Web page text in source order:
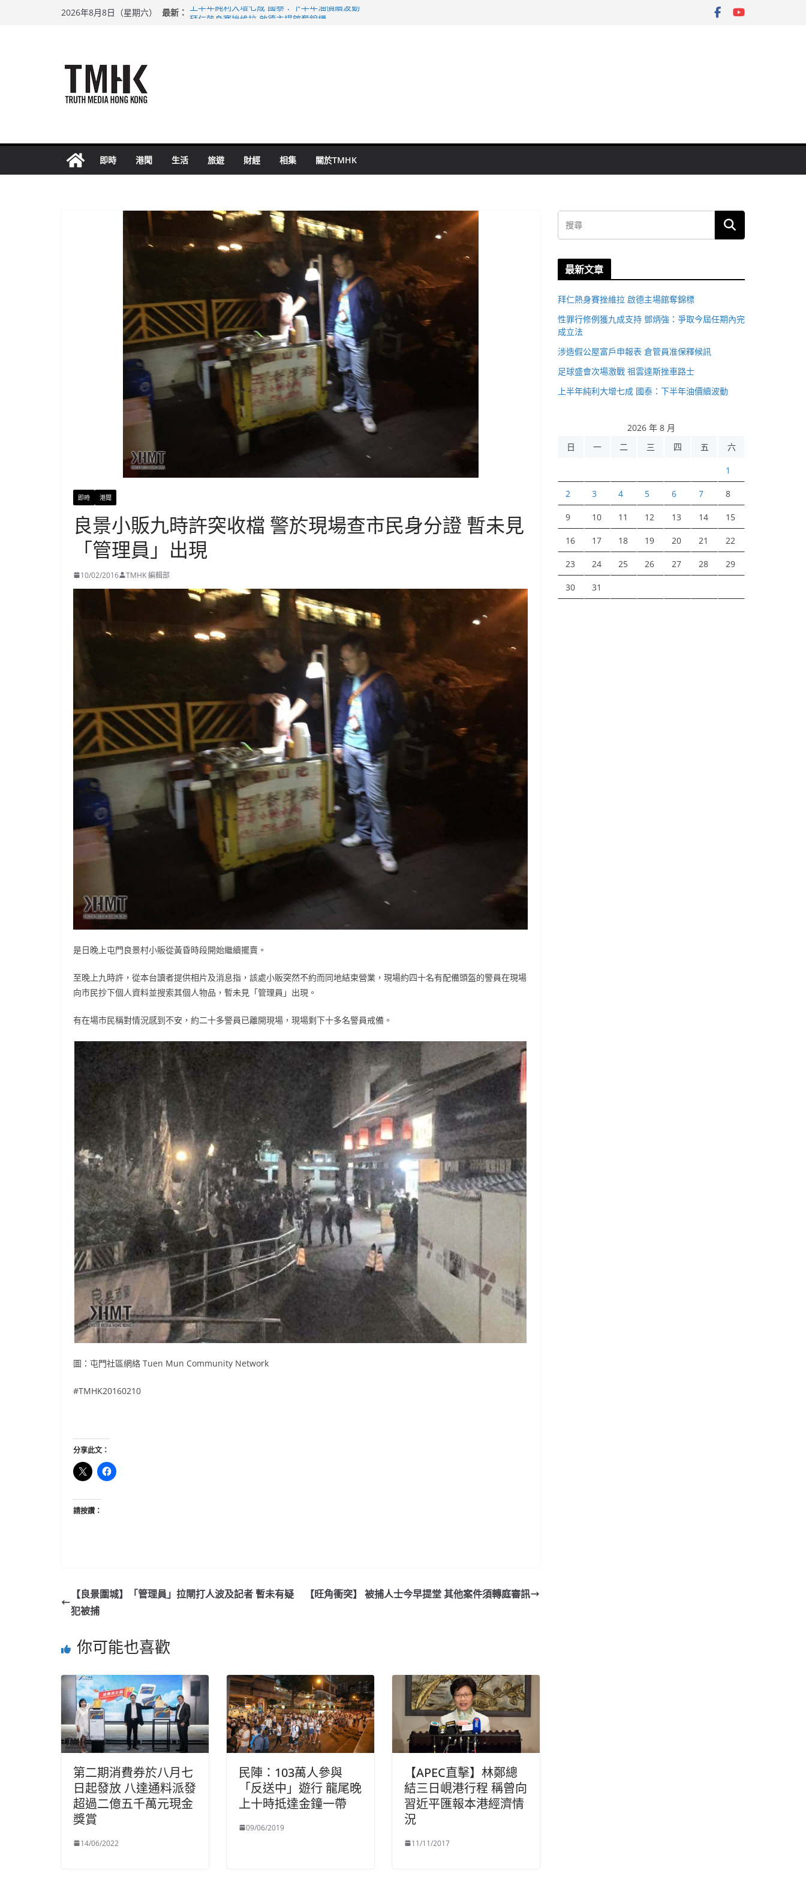
2026年8月8日（星期六） 最新： 上半年純利大增七成 國泰：下半年油價續波動
即時 港聞 生活 旅遊 財經 相集 關於TMHK
即時 港聞
良景小販九時許突收檔 警於現場查市民身分證 暫未見
「管理員」出現
10/02/2016 TMHK 編輯部
是日晚上屯門良景村小販從黃昏時段開始繼續擺賣。
至晚上九時許，從本台讀者提供相片及消息指，該處小販突然不約而同地結束營業，現場約四十名有配備頭盔的警員在現場
向市民抄下個人資料並搜索其個人物品，暫未見「管理員」出現。
有在場市民稱對情況感到不安，約二十多警員已離開現場，現場剩下十多名警員戒備。
圖：屯門社區網絡 Tuen Mun Community Network
#TMHK20160210
分享此文：
請按讚：
【良景圍城】「管理員」拉閘打人波及記者 暫未有疑
犯被捕
【旺角衝突】 被捕人士今早提堂 其他案件須轉庭審訊
你可能也喜歡
第二期消費券於八月七
日起發放 八達通料派發
超過二億五千萬元現金
獎賞
14/06/2022
民陣：103萬人參與
「反送中」遊行 龍尾晚
上十時抵達金鐘一帶
09/06/2019
【APEC直擊】林鄭總
結三日峴港行程 稱曾向
習近平匯報本港經濟情
況
11/11/2017
最新文章
拜仁熱身賽挫維拉 啟德主場館奪錦標
性罪行修例獲九成支持 鄧炳強：爭取今屆任期內完
成立法
涉造假公屋富戶申報表 倉管員准保釋候訊
足球盛會次場激戰 祖雲達斯挫車路士
上半年純利大增七成 國泰：下半年油價續波動
2026 年 8 月
日
一 二 三 四 五 六
1
2 3 4 5 6 7 8
9 10 11 12 13 14 15
16 17 18 19 20 21 22
23 24 25 26 27 28 29
30 31